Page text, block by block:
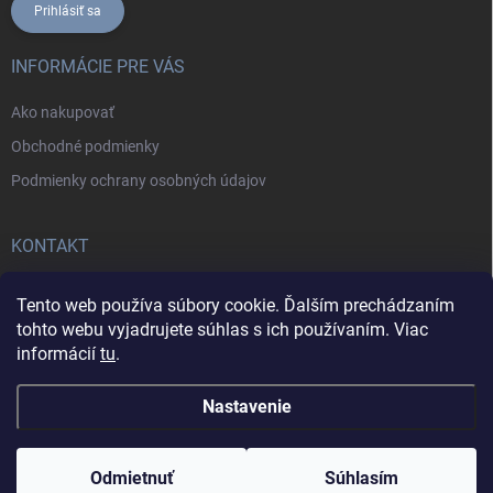
Tento web používa súbory cookie. Ďalším prechádzaním
tohto webu vyjadrujete súhlas s ich používaním. Viac
informácií tu.
Nastavenie
Odmietnuť Súhlasím
Prihlásiť sa
INFORMÁCIE PRE VÁS
Ako nakupovať
Obchodné podmienky
Podmienky ochrany osobných údajov
KONTAKT
+421902787857
Copyright 2026 . Všetky práva vyhradené.